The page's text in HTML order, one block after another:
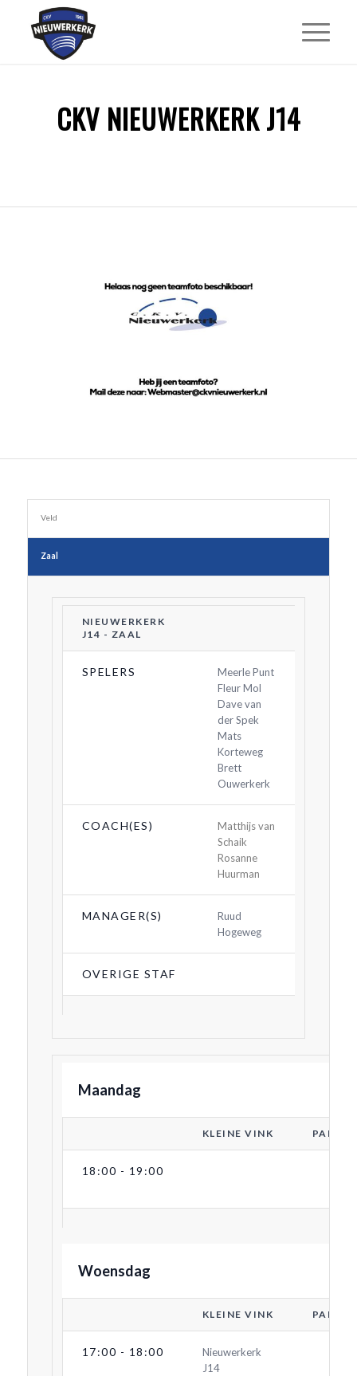
CKV NIEUWERKERK J14
Veld
Zaal
NIEUWERKERK
J14 - ZAAL
SPELERS
Meerle Punt
Fleur Mol
Dave van
der Spek
Mats
Korteweg
Brett
Ouwerkerk
COACH(ES)
Matthijs van
Schaik
Rosanne
Huurman
MANAGER(S)
Ruud
Hogeweg
OVERIGE STAF
Maandag
KLEINE VINK
18:00 - 19:00
Woensdag
KLEINE VINK
17:00 - 18:00
Nieuwerkerk
J14